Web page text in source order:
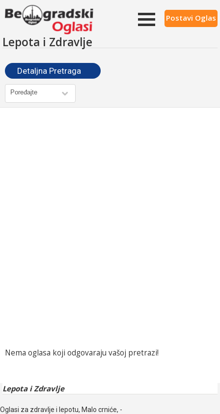
Postavi Oglas
Lepota i Zdravlje
Detaljna Pretraga
Nema oglasa koji odgovaraju vašoj pretrazi!
Lepota i Zdravlje
Oglasi za zdravlje i lepotu, Malo crniće, -